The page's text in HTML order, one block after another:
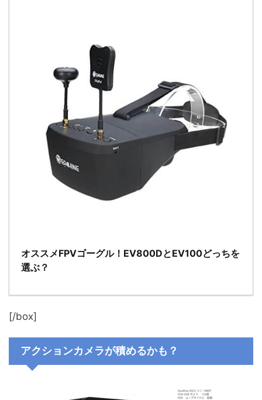
オススメFPVゴーグル！EV800DとEV100どっちを
選ぶ？
[/box]
アクションカメラが積めるかも？